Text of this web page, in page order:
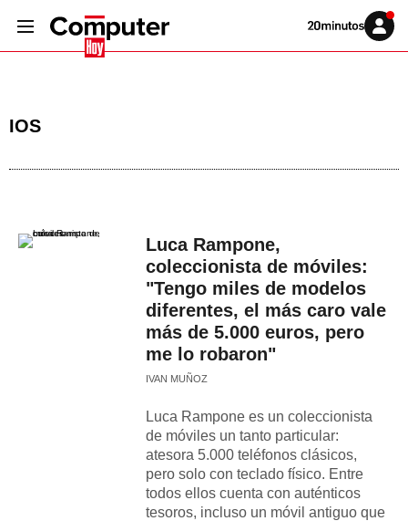
Volver
Iniciar
sesión
IOS
Luca Rampone,
coleccionista de móviles:
"Tengo miles de modelos
diferentes, el más caro vale
más de 5.000 euros, pero
me lo robaron"
IVAN MUÑOZ
Luca Rampone es un coleccionista
de móviles un tanto particular:
atesora 5.000 teléfonos clásicos,
pero solo con teclado físico. Entre
todos ellos cuenta con auténticos
tesoros, incluso un móvil antiguo que